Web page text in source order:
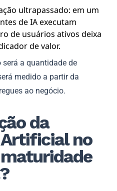
ultrapassado: em um
de IA executam
de usuários ativos deixa
de valor.
a quantidade de
medido a partir da
ao negócio.
da
no
maturidade